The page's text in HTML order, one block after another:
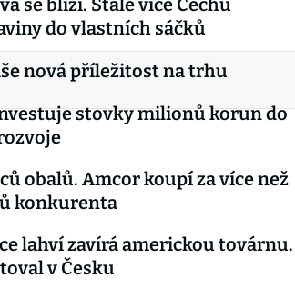
se blíží. Stále více Čechů
do vlastních sáčků
nová příležitost na trhu
stovky milionů korun do
obalů. Amcor koupí za více než
konkurenta
lahví zavírá americkou továrnu.
v Česku